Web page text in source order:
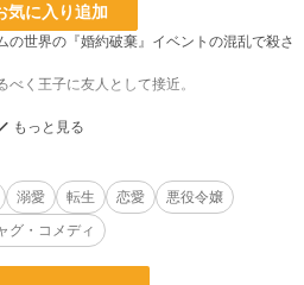
気に入り追加
の世界の『婚約破棄』イベントの混乱で殺さ
く王子に友人として接近。
恋人や出会いのためのお祭り」をできる限り
きっかけを徹底的に排除する。
も一緒にいたいと言い出すようになっ
溺愛 転生 恋愛
悪役令嬢
グ・コメディ